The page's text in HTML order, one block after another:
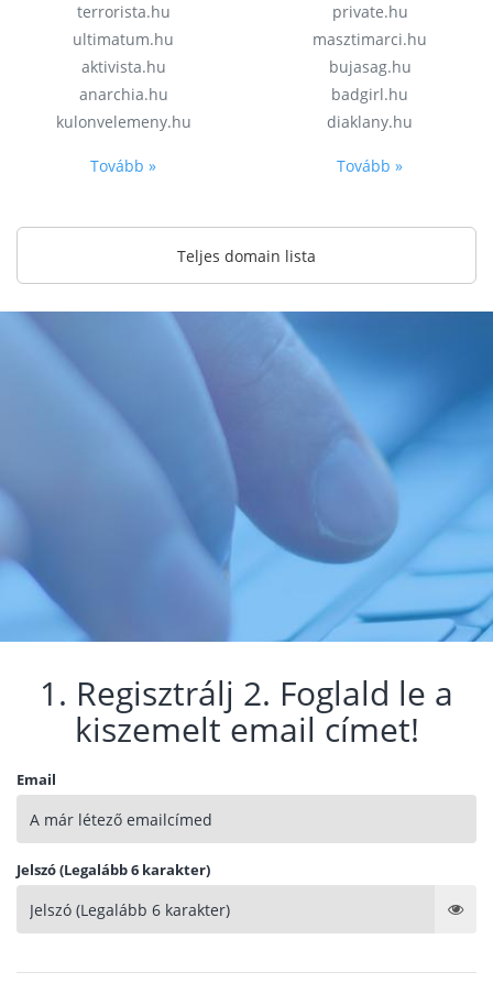
terrorista.hu
ultimatum.hu
aktivista.hu
anarchia.hu
kulonvelemeny.hu
Tovább »
private.hu
masztimarci.hu
bujasag.hu
badgirl.hu
diaklany.hu
Tovább »
Teljes domain lista
1. Regisztrálj 2. Foglald le a
kiszemelt email címet!
Email
Jelszó (Legalább 6 karakter)